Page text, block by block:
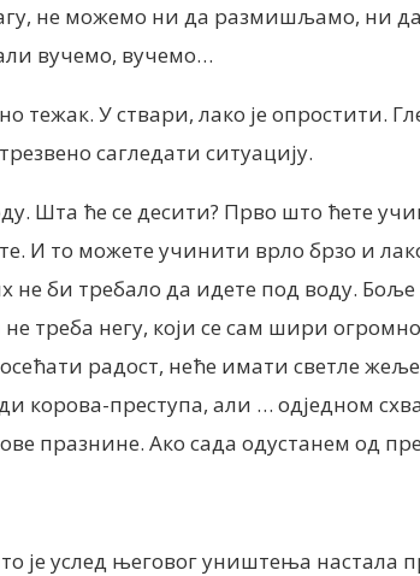
не можемо ни да размишљамо, ни да
вучемо, вучемо…
У ствари, лако је опростити.
сагледати ситуацију.
Шта ће се десити? Прво што ћете
И то можете учинити врло брзо и
би требало да идете под воду. Боље
треба негу, који се сам шири
радост, неће имати светле
преступа, али … одједном
празнине. Ако сада одустанем од
је услед његовог уништења настала